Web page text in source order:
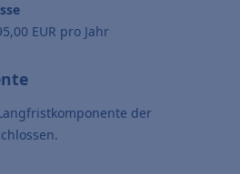
EUR pro Jahr
der